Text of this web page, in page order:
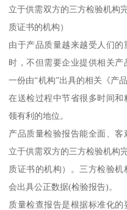
立于供需双方的三方检验机构
质证书的机构）
由于产品质量越来越受人们
时，不但需要企业提供相关
一份由“机构”出具的相关《产
在送检过程中节省很多时间
领有利的地位。
产品质量检验报告能全面、
立于供需双方的三方检验机构
质证书的机构）。三方检验
会出具公正数据(检验报告)。
质量检查报告是根据标准化